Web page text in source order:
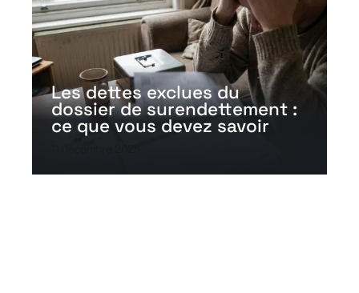
Les dettes exclues du
dossier de surendettement :
ce que vous devez savoir